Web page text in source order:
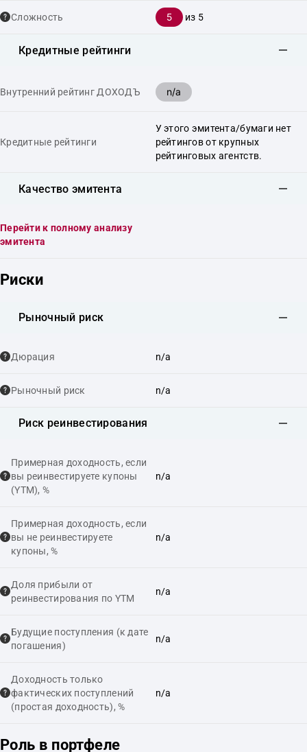
Сложность 5 из 5
Кредитные рейтинги
Внутренний рейтинг ДОХОДЪ n/a
Кредитные рейтинги
У этого эмитента/бумаги нет
рейтингов от крупных
рейтинговых агентств.
Качество эмитента
Перейти к полному анализу
эмитента
Риски
Рыночный риск
Дюрация n/a
Рыночный риск n/a
Риск реинвестирования
Примерная доходность, если
вы реинвестируете купоны
(YTM), %
n/a
Примерная доходность, если
вы не реинвестируете
купоны, %
n/a
Доля прибыли от
реинвестирования по YTM
n/a
Будущие поступления (к дате
погашения)
n/a
Доходность только
фактических поступлений
(простая доходность), %
n/a
Роль в портфеле